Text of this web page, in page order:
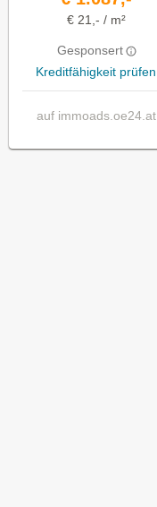
€ 21,- / m²
Gesponsert
Kreditfähigkeit prüfen
auf immoads.oe24.at